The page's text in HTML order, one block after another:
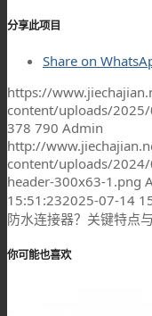
分享此项目
Share on
https://
content/uploads/
378 790 Admin
http://
content/uploads/
header-300x63-1.png
15:51:232025-07-14
防水连接器？关键特点
你可能也喜欢